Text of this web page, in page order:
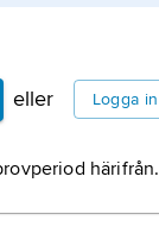
eller Logga in
härifrån.